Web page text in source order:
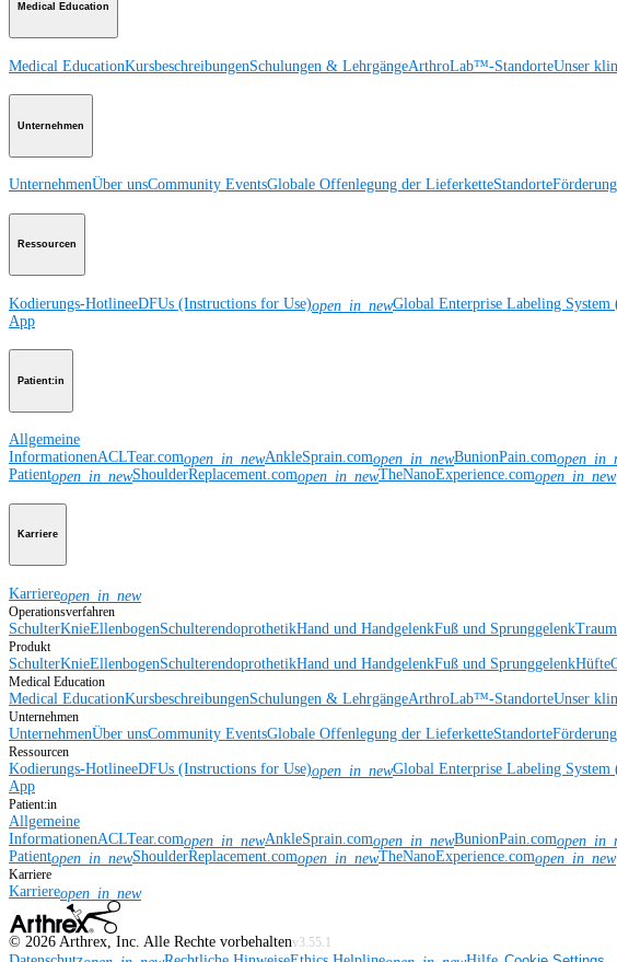
Medical Education
Medical EducationKursbeschreibungenSchulungen & LehrgängeArthroLab™-StandorteUnser
Unternehmen
UnternehmenÜber unsCommunity EventsGlobale Offenlegung der LieferketteStandorteFörderung
Ressourcen
Kodierungs-HotlineeDFUs (Instructions for Use)open_in_newGlobal Enterprise Labeling System
App
Patient:in
Allgemeine
InformationenACLTear.comopen_in_newAnkleSprain.comopen_in_newBunionPain.com
Patientopen_in_newShoulderReplacement.comopen_in_newTheNanoExperience.comopen_in_new
Karriere
Karriereopen_in_new
Operationsverfahren
SchulterKnieEllenbogenSchulterendoprothetikHand und HandgelenkFuß und Sprunggelenk
Produkt
SchulterKnieEllenbogenSchulterendoprothetikHand und HandgelenkFuß und SprunggelenkHüfte
Medical Education
Medical EducationKursbeschreibungenSchulungen & LehrgängeArthroLab™-StandorteUnser
Unternehmen
UnternehmenÜber unsCommunity EventsGlobale Offenlegung der LieferketteStandorteFörderung
Ressourcen
Kodierungs-HotlineeDFUs (Instructions for Use)open_in_newGlobal Enterprise Labeling System
App
Patient:in
Allgemeine
InformationenACLTear.comopen_in_newAnkleSprain.comopen_in_newBunionPain.com
Patientopen_in_newShoulderReplacement.comopen_in_newTheNanoExperience.comopen_in_new
Karriere
Karriereopen_in_new
© 2026 Arthrex, Inc. Alle Rechte vorbehaltenv3.55.1